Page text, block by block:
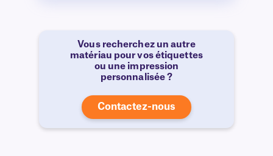
Vous recherchez un autre
matériau pour vos étiquettes
ou une impression
personnalisée ?
Contactez-nous